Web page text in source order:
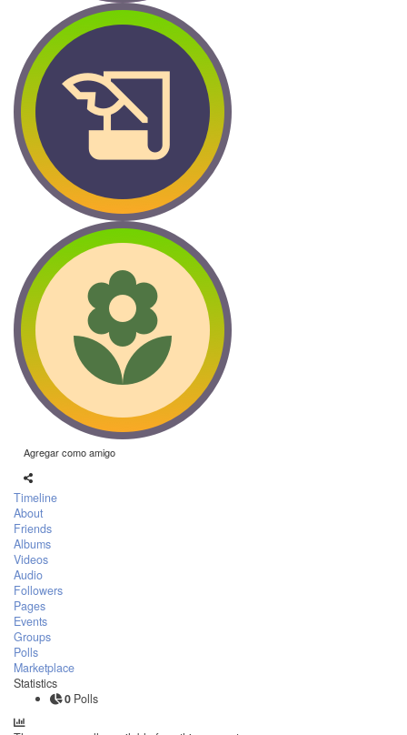
Agregar como amigo
Timeline
About
Friends
Albums
Videos
Audio
Followers
Pages
Events
Groups
Polls
Marketplace
Statistics
0 Polls